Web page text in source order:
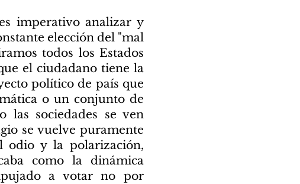
imperativo analizar y
elección del "mal
todos los Estados
el ciudadano tiene la
político de país que
o un conjunto de
las sociedades se ven
se vuelve puramente
odio y la polarización,
como la dinámica
a votar no por